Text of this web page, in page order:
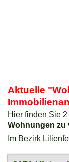
Aktuelle
Hier finden Sie 2
Wohnungen zu
Im Bezirk